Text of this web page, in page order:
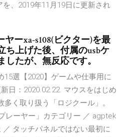
、2019年11月19日に更新され
ーxa-s108(ビクター)を最
ち上げた後、付属のusbケ
たが、無反応です。
15選【2020】ゲームや仕事用に
日：2020.02.22. マウスをはじめ
く取り扱う「ロジクール」。
レーヤー」カテゴリー ／ agptek
タッチパネルではない最初に